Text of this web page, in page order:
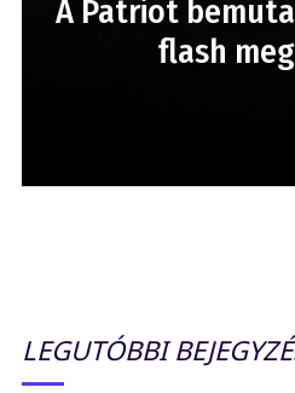
A Patriot
flash
LEGUTÓBBI